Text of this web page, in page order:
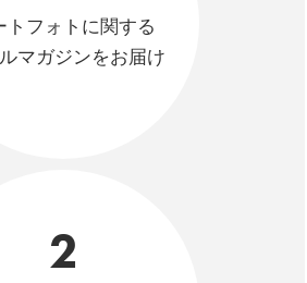
トフォトに関する
マガジンをお届け
2